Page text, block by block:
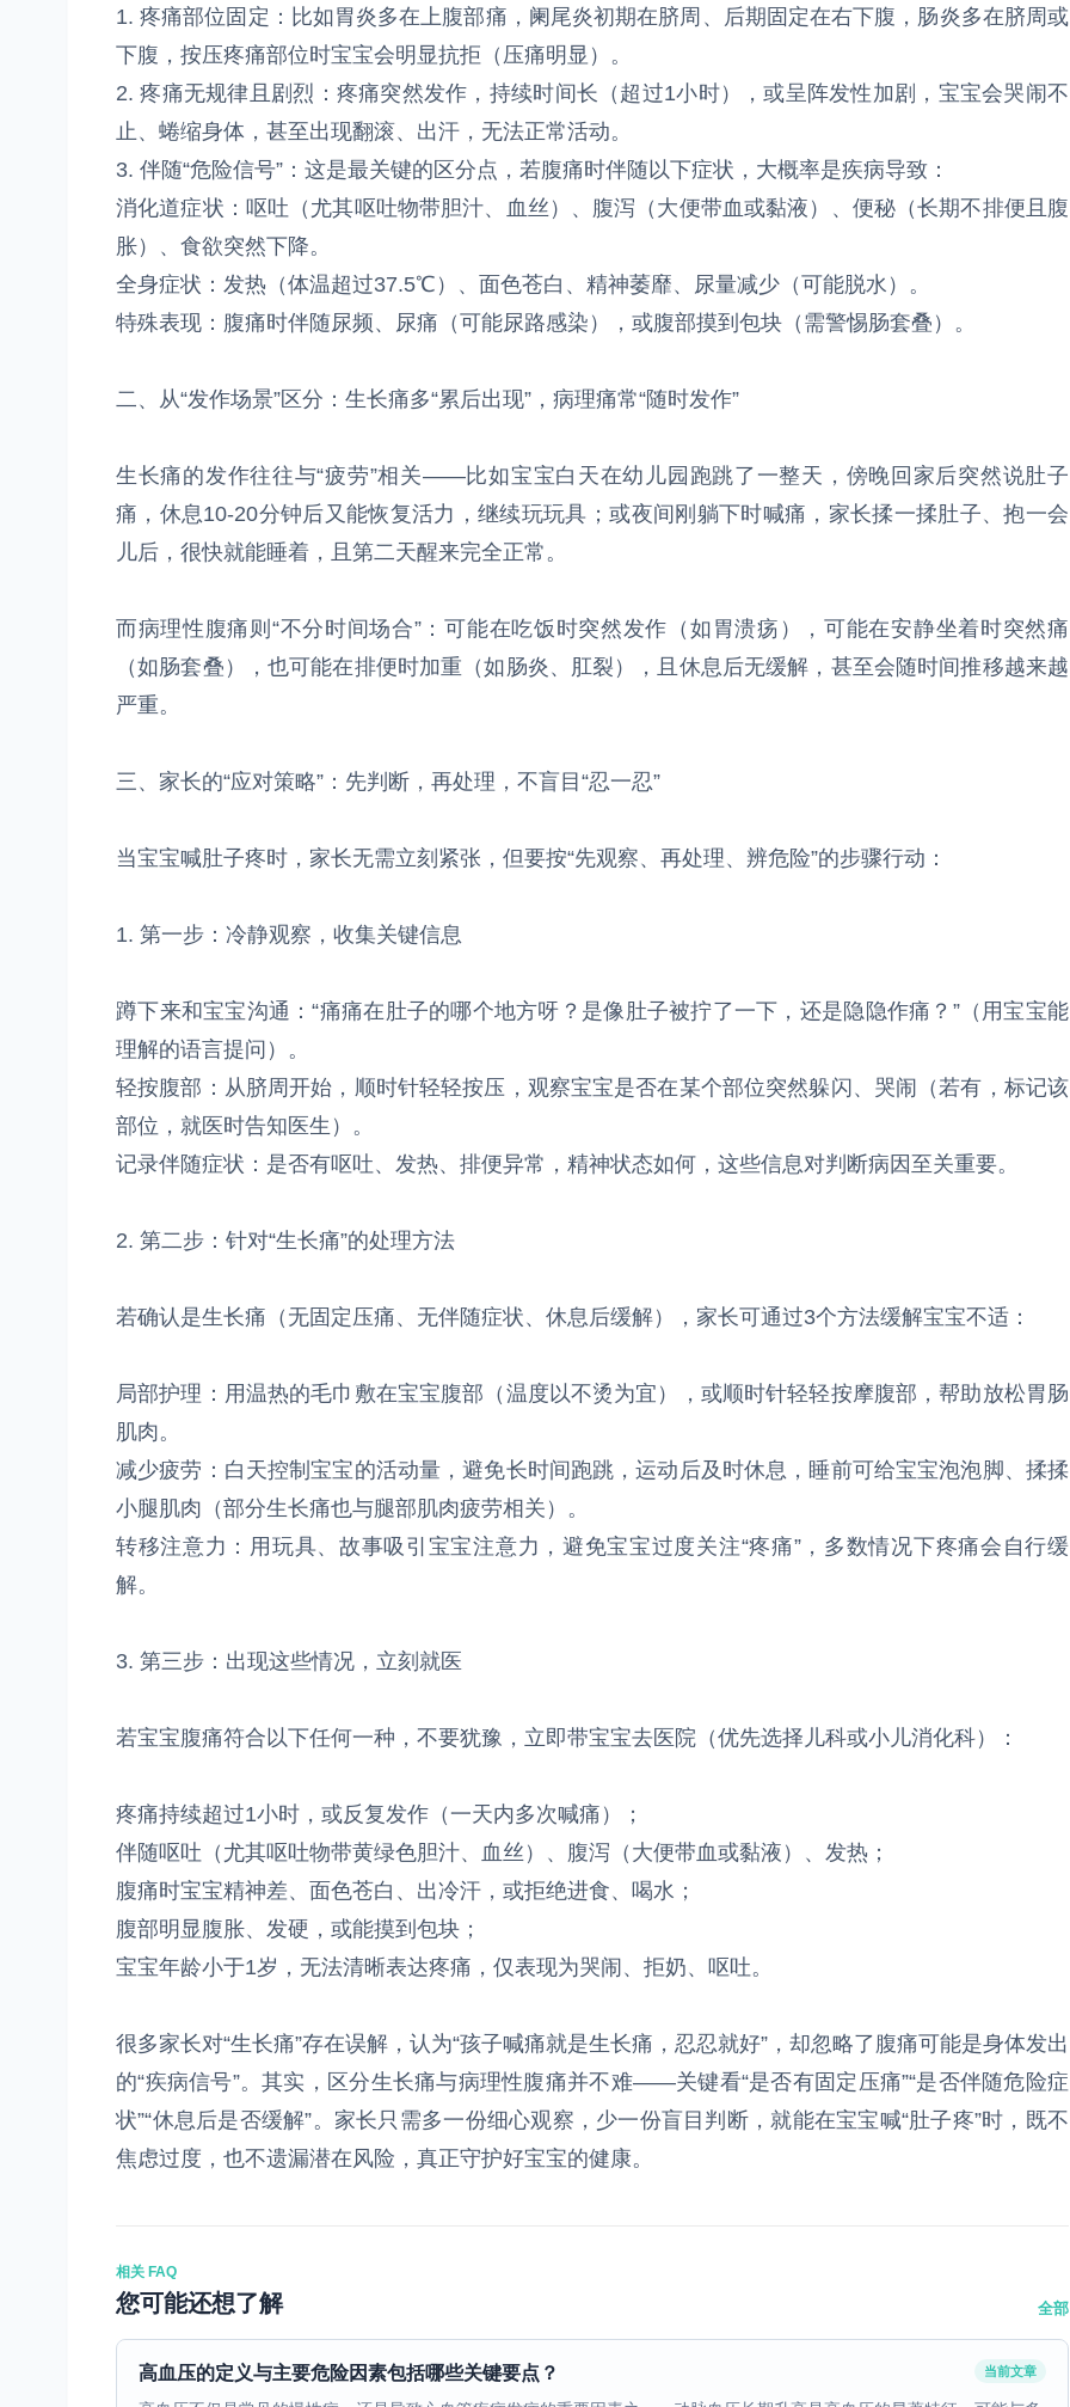
1. 疼痛部位固定：比如胃炎多在上腹部痛，阑尾炎初期在脐周、后期固定在右下腹，肠炎多在脐周或
下腹，按压疼痛部位时宝宝会明显抗拒（压痛明显）。
2. 疼痛无规律且剧烈：疼痛突然发作，持续时间长（超过1小时），或呈阵发性加剧，宝宝会哭闹不
止、蜷缩身体，甚至出现翻滚、出汗，无法正常活动。
3. 伴随“危险信号”：这是最关键的区分点，若腹痛时伴随以下症状，大概率是疾病导致：
消化道症状：呕吐（尤其呕吐物带胆汁、血丝）、腹泻（大便带血或黏液）、便秘（长期不排便且腹
胀）、食欲突然下降。
全身症状：发热（体温超过37.5℃）、面色苍白、精神萎靡、尿量减少（可能脱水）。
特殊表现：腹痛时伴随尿频、尿痛（可能尿路感染），或腹部摸到包块（需警惕肠套叠）。
二、从“发作场景”区分：生长痛多“累后出现”，病理痛常“随时发作”
生长痛的发作往往与“疲劳”相关——比如宝宝白天在幼儿园跑跳了一整天，傍晚回家后突然说肚子
痛，休息10-20分钟后又能恢复活力，继续玩玩具；或夜间刚躺下时喊痛，家长揉一揉肚子、抱一会
儿后，很快就能睡着，且第二天醒来完全正常。
而病理性腹痛则“不分时间场合”：可能在吃饭时突然发作（如胃溃疡），可能在安静坐着时突然痛
（如肠套叠），也可能在排便时加重（如肠炎、肛裂），且休息后无缓解，甚至会随时间推移越来越
严重。
三、家长的“应对策略”：先判断，再处理，不盲目“忍一忍”
当宝宝喊肚子疼时，家长无需立刻紧张，但要按“先观察、再处理、辨危险”的步骤行动：
1. 第一步：冷静观察，收集关键信息
蹲下来和宝宝沟通：“痛痛在肚子的哪个地方呀？是像肚子被拧了一下，还是隐隐作痛？”（用宝宝能
理解的语言提问）。
轻按腹部：从脐周开始，顺时针轻轻按压，观察宝宝是否在某个部位突然躲闪、哭闹（若有，标记该
部位，就医时告知医生）。
记录伴随症状：是否有呕吐、发热、排便异常，精神状态如何，这些信息对判断病因至关重要。
2. 第二步：针对“生长痛”的处理方法
若确认是生长痛（无固定压痛、无伴随症状、休息后缓解），家长可通过3个方法缓解宝宝不适：
局部护理：用温热的毛巾敷在宝宝腹部（温度以不烫为宜），或顺时针轻轻按摩腹部，帮助放松胃肠
肌肉。
减少疲劳：白天控制宝宝的活动量，避免长时间跑跳，运动后及时休息，睡前可给宝宝泡泡脚、揉揉
小腿肌肉（部分生长痛也与腿部肌肉疲劳相关）。
转移注意力：用玩具、故事吸引宝宝注意力，避免宝宝过度关注“疼痛”，多数情况下疼痛会自行缓
解。
3. 第三步：出现这些情况，立刻就医
若宝宝腹痛符合以下任何一种，不要犹豫，立即带宝宝去医院（优先选择儿科或小儿消化科）：
疼痛持续超过1小时，或反复发作（一天内多次喊痛）；
伴随呕吐（尤其呕吐物带黄绿色胆汁、血丝）、腹泻（大便带血或黏液）、发热；
腹痛时宝宝精神差、面色苍白、出冷汗，或拒绝进食、喝水；
腹部明显腹胀、发硬，或能摸到包块；
宝宝年龄小于1岁，无法清晰表达疼痛，仅表现为哭闹、拒奶、呕吐。
很多家长对“生长痛”存在误解，认为“孩子喊痛就是生长痛，忍忍就好”，却忽略了腹痛可能是身体发出
的“疾病信号”。其实，区分生长痛与病理性腹痛并不难——关键看“是否有固定压痛”“是否伴随危险症
状”“休息后是否缓解”。家长只需多一份细心观察，少一份盲目判断，就能在宝宝喊“肚子疼”时，既不
焦虑过度，也不遗漏潜在风险，真正守护好宝宝的健康。
相关 FAQ
您可能还想了解 全部
高血压的定义与主要危险因素包括哪些关键要点？ 当前文章